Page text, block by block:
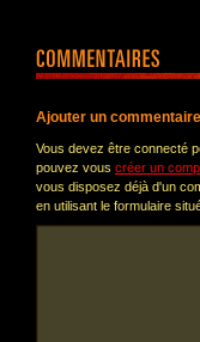
Ajouter un commentaire
Vous devez être connecté
pouvez vous créer un
vous disposez déjà d'un
en utilisant le formulaire